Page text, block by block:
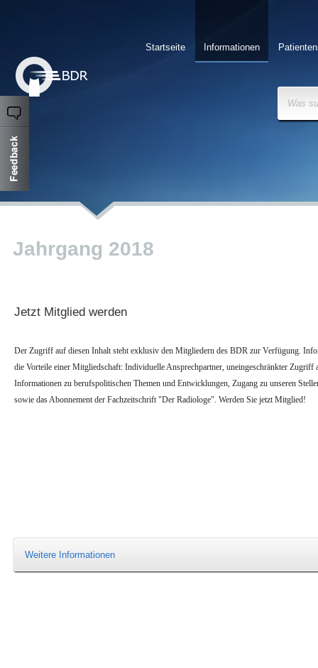
Informationen
Startseite
Was
Jahrgang 2018
Jetzt Mitglied werden
Der Zugriff auf diesen Inhalt steht exklusiv den Mitgliedern des BDR zur Verfügung.
die Vorteile einer Mitgliedschaft: Individuelle Ansprechpartner, uneingeschränkter Zugriff
Informationen zu berufspolitischen Themen und Entwicklungen, Zugang zu unseren
sowie das Abonnement der Fachzeitschrift "Der Radiologe". Werden Sie jetzt Mitglied!
Weitere Informationen